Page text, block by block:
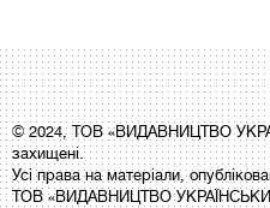
© 2024, ТОВ «ВИДАВНИЦТВО
захищені.
Усі права на матеріали,
ТОВ «ВИДАВНИЦТВО